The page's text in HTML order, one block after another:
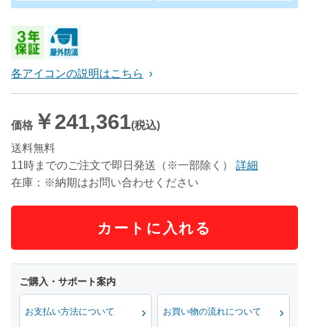
各アイコンの説明はこちら
価格 ￥241,361(税込)
送料無料
11時までのご注文で即日発送（※一部除く）
詳細
在庫：※納期はお問い合わせください
カートに入れる
お支払い方法について お買い物の流れについて